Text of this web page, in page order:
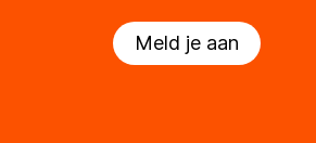
Meld je aan